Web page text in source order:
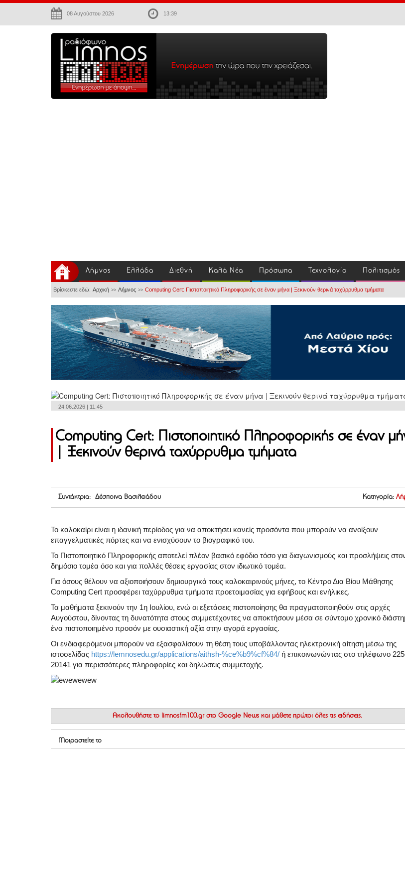
08 Αυγούστου 2026 13:39
Λήμνος Ελλάδα Διεθνή Καλά Νέα Πρόσωπα Τεχνολογία Πολιτισμός
Βρίσκεστε εδώ: Αρχική >> Λήμνος >> Computing Cert: Πιστοποιητικό Πληροφορικής σε έναν μήνα | Ξεκινούν θερινά ταχύρρυθμα τμήματα
24.06.2026 | 11:45
Computing Cert: Πιστοποιητικό Πληροφορικής σε έναν
| Ξεκινούν θερινά ταχύρρυθμα τμήματα
Συντάκτρια: Δέσποινα Βασιλειάδου Κατηγορία:
Το καλοκαίρι είναι η ιδανική περίοδος για να αποκτήσει κανείς προσόντα που μπορούν να ανοίξουν
επαγγελματικές πόρτες και να ενισχύσουν το βιογραφικό του.
Το Πιστοποιητικό Πληροφορικής αποτελεί πλέον βασικό εφόδιο τόσο για διαγωνισμούς και προσλήψεις
δημόσιο τομέα όσο και για πολλές θέσεις εργασίας στον ιδιωτικό τομέα.
Για όσους θέλουν να αξιοποιήσουν δημιουργικά τους καλοκαιρινούς μήνες, το Κέντρο Δια Βίου Μάθησης
Computing Cert προσφέρει ταχύρρυθμα τμήματα προετοιμασίας για εφήβους και ενήλικες.
Τα μαθήματα ξεκινούν την 1η Ιουλίου, ενώ οι εξετάσεις πιστοποίησης θα πραγματοποιηθούν στις αρχές
Αυγούστου, δίνοντας τη δυνατότητα στους συμμετέχοντες να αποκτήσουν μέσα σε σύντομο χρονικό
ένα πιστοποιημένο προσόν με ουσιαστική αξία στην αγορά εργασίας.
Οι ενδιαφερόμενοι μπορούν να εξασφαλίσουν τη θέση τους υποβάλλοντας ηλεκτρονική αίτηση μέσω της
ιστοσελίδας https://lemnosedu.gr/applications/aithsh-%ce%b9%cf%84/ ή επικοινωνώντας στο τηλέφωνο
20141 για περισσότερες πληροφορίες και δηλώσεις συμμετοχής.
Ακολουθήστε το limnosfm100.gr στο Google News και μάθετε πρώτοι όλες τις ειδήσεις.
Μοιραστείτε το